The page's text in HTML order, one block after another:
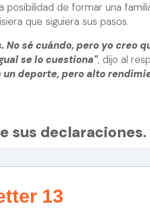
posibilidad de formar una
que siguiera sus pasos.
No sé cuándo, pero yo creo
se lo cuestiona", dijo al
deporte, pero alto
sus declaraciones.
13